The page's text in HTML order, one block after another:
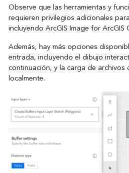
Observe que las herramientas y
requieren privilegios adicionales
incluyendo ArcGIS Image for ArcGIS
Además, hay más opciones
entrada, incluyendo el dibujo
continuación, y la carga de archivos
localmente.